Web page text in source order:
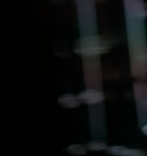
Kontakt